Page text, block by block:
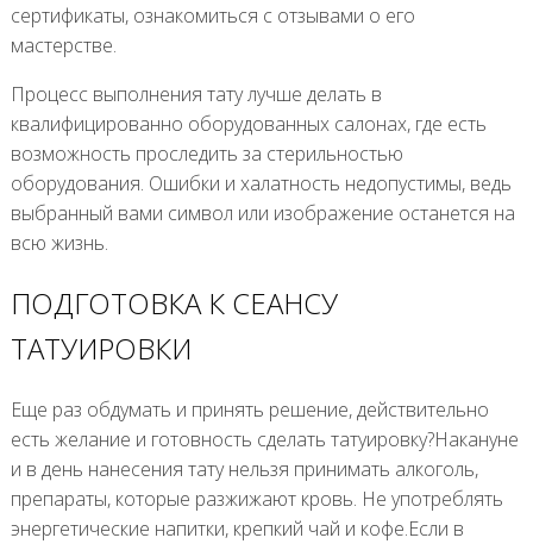
сертификаты, ознакомиться с отзывами о его
мастерстве.
Процесс выполнения тату лучше делать в
квалифицированно оборудованных салонах, где есть
возможность проследить за стерильностью
оборудования. Ошибки и халатность недопустимы, ведь
выбранный вами символ или изображение останется на
всю жизнь.
ПОДГОТОВКА К СЕАНСУ
ТАТУИРОВКИ
Еще раз обдумать и принять решение, действительно
есть желание и готовность сделать татуировку?Накануне
и в день нанесения тату нельзя принимать алкоголь,
препараты, которые разжижают кровь. Не употреблять
энергетические напитки, крепкий чай и кофе.Если в